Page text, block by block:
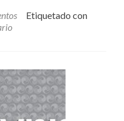
Etiquetado con